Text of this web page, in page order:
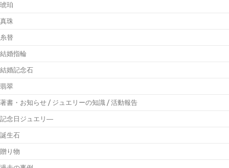
琥珀
真珠
糸替
結婚指輪
結婚記念石
翡翠
著書・お知らせ / ジュエリーの知識 / 活動報告
記念日ジュエリ―
誕生石
贈り物